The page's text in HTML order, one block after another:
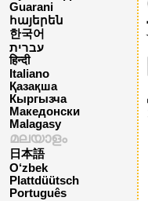
Guarani
հայերեն
한국어
עברית
हिन्दी
Italiano
Қазақша
Кыргызча
Македонски
Malagasy
മലയാളം
日本語
O‘zbek
Plattdüütsch
Português